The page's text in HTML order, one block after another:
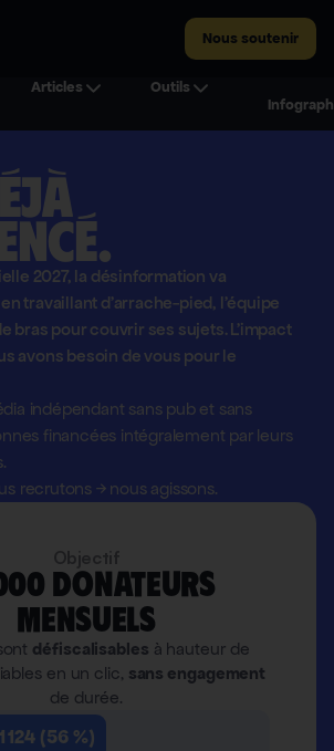
Nous soutenir
Articles
Outils
2027, la désinformation va
travaillant d'arrache-pied, l'équipe
bras pour couvrir ses sujets. L'impact
avons besoin de vous pour le
indépendant sans pub et sans
financées intégralement par leurs
recrutons →nous agissons.
donateurs
mensuels
défiscalisables à hauteur de
en un clic, sans engagement
de durée.
1 124 (56 %)